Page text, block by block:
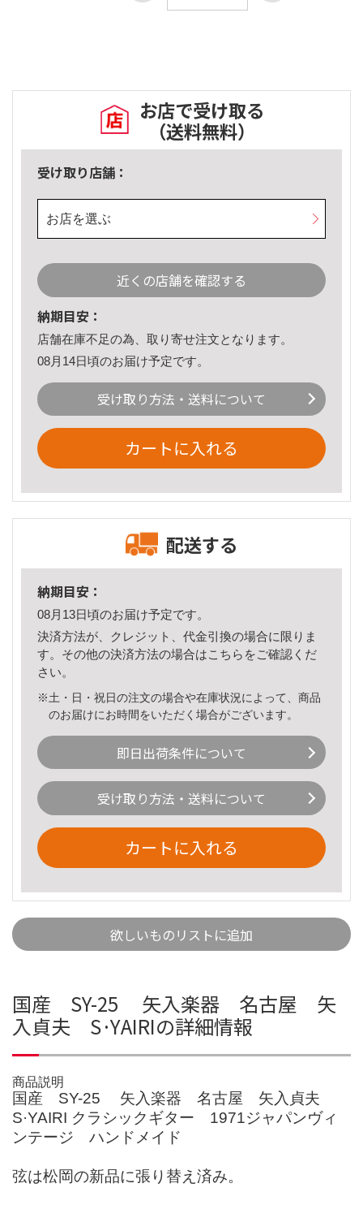
お店で受け取る
（送料無料）
受け取り店舗：
お店を選ぶ
近くの店舗を確認する
納期目安：
店舗在庫不足の為、取り寄せ注文となります。
08月14日頃のお届け予定です。
受け取り方法・送料について
カートに入れる
配送する
納期目安：
08月13日頃のお届け予定です。
決済方法が、クレジット、代金引換の場合に限りま
す。その他の決済方法の場合はこちら をご確認くだ
さい。
※土・日・祝日の注文の場合や在庫状況によって、商品
のお届けにお時間をいただく場合がございます。
即日出荷条件について
受け取り方法・送料について
カートに入れる
欲しいものリストに追加
国産 SY-25 矢入楽器 名古屋 矢
入貞夫 S·YAIRIの詳細情報
商品説明
国産 SY-25 矢入楽器 名古屋 矢入貞夫
S·YAIRI クラシックギター 1971ジャパンヴィ
ンテージ ハンドメイド
弦は松岡の新品に張り替え済み。